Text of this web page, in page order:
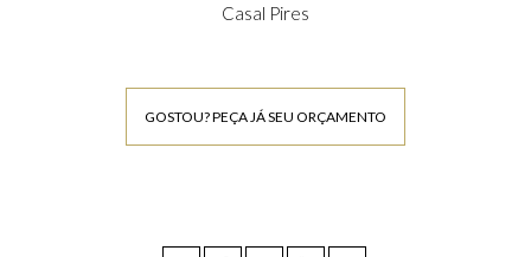
Casal Pires
GOSTOU? PEÇA JÁ SEU ORÇAMENTO